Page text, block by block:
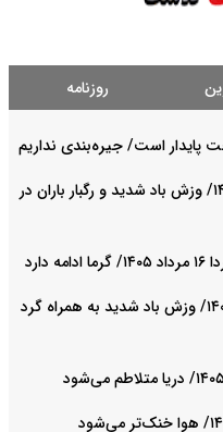
روزنامه
است/ جیره‌بندی نداریم
پیش بینی هوای کرمان فردا ۱۶ مرداد ۱۴۰۵/ وزش باد شدید و رگبار باران در
پیش بینی هوای همدان فردا ۱۶ مرداد ۱۴۰۵/ وزش باد شدید به همراه گرد